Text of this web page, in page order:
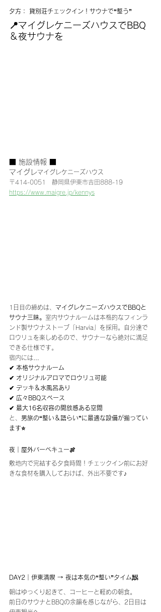
夕方： 貸別荘チェックイン！サウナで“整う”
📍マイグレケニーズハウスでBBQ
＆夜サウナを
■ 施設情報 ■
マイグレマイグレケニーズハウス
〒414-0051　静岡県伊東市吉田888-19
https://www.maigre.jp/kennys
1日目の締めは、 マイグレケニーズハウスでBBQと
サウナ三昧。 室内サウナルームは本格的なフィンラ
ンド製サウナストーブ「Harvia」を採用。自分達で
ロウリュを楽しめるので、サウナーなら絶対に満足
できる仕様です。
宿内には…
✔ 本格サウナルーム
✔ オリジナルアロマでロウリュ可能
✔ デッキ＆水風呂あり
✔ 広々BBQスペース
✔ 最大16名収容の開放感ある空間
と、 男旅の“整い＆語らい”に最適な設備が揃ってい
ます⭐️
夜｜屋外バーベキュー🍖
敷地内で完結する夕食時間！チェックイン前にお好
きな食材を購入しておけば、外出不要です♪
DAY2｜ 伊東満喫 → 夜は本気の“整い”タイム🧖
朝はゆっくり起きて、コーヒーと軽めの朝食。
前日のサウナとBBQの余韻を感じながら、2日目は